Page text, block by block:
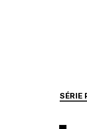
SÉRIE